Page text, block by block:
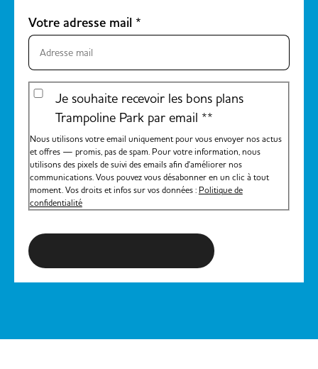
Votre adresse mail *
Je souhaite recevoir les bons plans
Trampoline Park par email **
Nous utilisons votre email uniquement pour vous envoyer nos actus
et offres — promis, pas de spam. Pour votre information, nous
utilisons des pixels de suivi des emails afin d'améliorer nos
communications. Vous pouvez vous désabonner en un clic à tout
moment. Vos droits et infos sur vos données : Politique de
confidentialité